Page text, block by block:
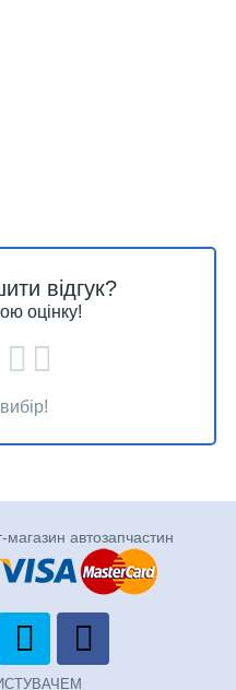
відгук?
оцінку!
автозапчастин